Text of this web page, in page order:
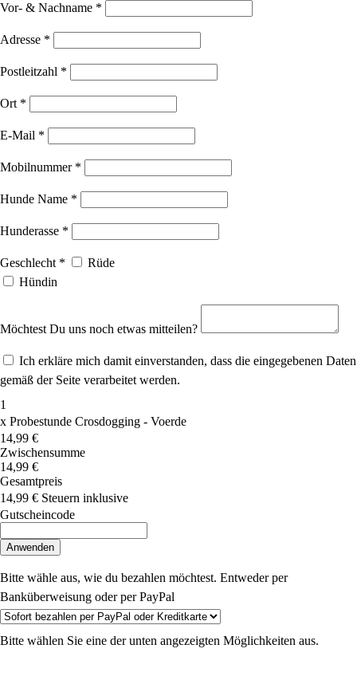
Vor- & Nachname *
Adresse *
Postleitzahl *
Ort *
E-Mail *
Mobilnummer *
Hunde Name *
Hunderasse *
Geschlecht *
Rüde
Hündin
Möchtest Du uns noch etwas mitteilen?
Ich erkläre mich damit einverstanden, dass die eingegebenen Daten
gemäß der Seite verarbeitet werden.
1
x Probestunde Crosdogging - Voerde
14,99 €
Zwischensumme
14,99 €
Gesamtpreis
14,99 € Steuern inklusive
Gutscheincode
Anwenden
Bitte wähle aus, wie du bezahlen möchtest. Entweder per
Banküberweisung oder per PayPal
Bitte wählen Sie eine der unten angezeigten Möglichkeiten aus.